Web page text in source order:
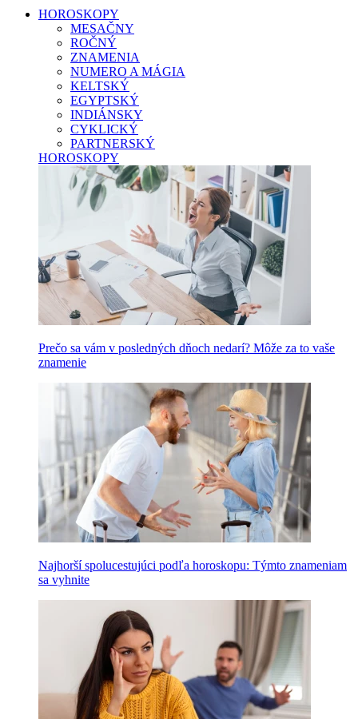
HOROSKOPY
MESAČNY
ROČNÝ
ZNAMENIA
NUMERO A MÁGIA
KELTSKÝ
EGYPTSKÝ
INDIÁNSKY
CYKLICKÝ
PARTNERSKÝ
HOROSKOPY
Prečo sa vám v posledných dňoch nedarí? Môže za to vaše
znamenie
Najhorší spolucestujúci podľa horoskopu: Týmto znameniam
sa vyhnite